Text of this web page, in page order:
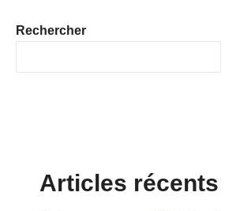
Rechercher
Articles récents